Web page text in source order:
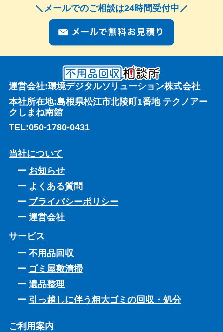
メールでのご相談は24時間受付中
運営会社:環境デジタルソリューション株式会社
本社所在地:島根県松江市北陵町1番地 テクノアー
クしまね南館
TEL:050-1780-0431
当社について
お知らせ
よくある質問
プライバシーポリシー
運営会社
サービス
不用品回収
ゴミ屋敷清掃
遺品整理
引っ越しに伴う粗大ゴミの回収・処分
ご利用案内